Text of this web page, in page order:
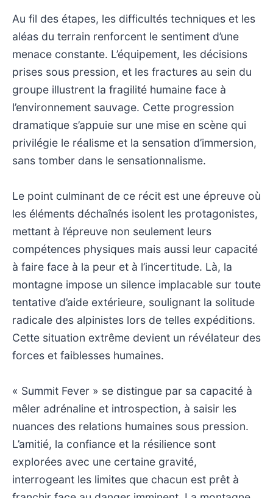
Au fil des étapes, les difficultés techniques et les
aléas du terrain renforcent le sentiment d’une
menace constante. L’équipement, les décisions
prises sous pression, et les fractures au sein du
groupe illustrent la fragilité humaine face à
l’environnement sauvage. Cette progression
dramatique s’appuie sur une mise en scène qui
privilégie le réalisme et la sensation d’immersion,
sans tomber dans le sensationnalisme.
Le point culminant de ce récit est une épreuve où
les éléments déchaînés isolent les protagonistes,
mettant à l’épreuve non seulement leurs
compétences physiques mais aussi leur capacité
à faire face à la peur et à l’incertitude. Là, la
montagne impose un silence implacable sur toute
tentative d’aide extérieure, soulignant la solitude
radicale des alpinistes lors de telles expéditions.
Cette situation extrême devient un révélateur des
forces et faiblesses humaines.
« Summit Fever » se distingue par sa capacité à
mêler adrénaline et introspection, à saisir les
nuances des relations humaines sous pression.
L’amitié, la confiance et la résilience sont
explorées avec une certaine gravité,
interrogeant les limites que chacun est prêt à